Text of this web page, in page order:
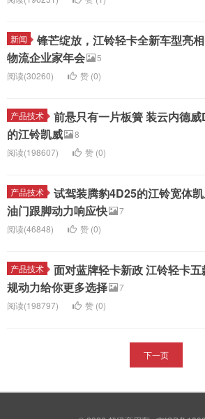
新闻
锋芒绽放，江铃轻卡全新车型亮
物流企业家年会
5
阅读(30260)
赞 (0)
产品技术
前悬只有一片板簧 装云内德威
的江铃凯威
8
阅读(198607)
赞 (0)
产品技术
试驾装腾豹4D25的江铃宽体
油门跟脚动力响应快
7
阅读(46848)
赞 (0)
产品技术
面对蓝牌轻卡新政 江铃轻卡五
规动力给你更多选择
7
阅读(198797)
赞 (0)
下一页